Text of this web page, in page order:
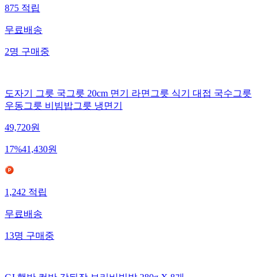
875적립
무료배송
2명구매중
도자기 그릇 국그릇 20cm 면기 라면그릇 식기 대접 국수그릇
우동그릇 비빔밥그릇 냉면기
49,720원
17%41,430원
1,242적립
무료배송
13명구매중